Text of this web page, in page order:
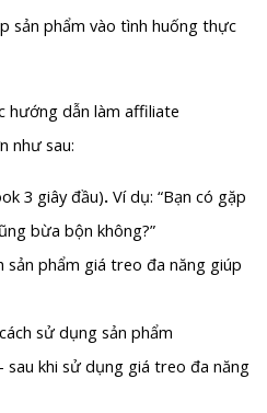
sản phẩm vào tình huống thực
hướng dẫn làm affiliate
như sau:
3 giây đầu). Ví dụ: “Bạn có gặp
bừa bộn không?”
sản phẩm giá treo đa năng giúp
sử dụng sản phẩm
sau khi sử dụng giá treo đa năng